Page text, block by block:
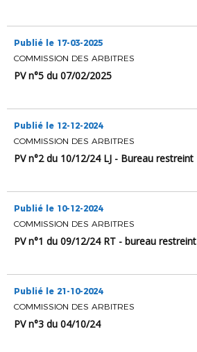
Publié le 17-03-2025
COMMISSION DES ARBITRES
PV n°5 du 07/02/2025
Publié le 12-12-2024
COMMISSION DES ARBITRES
PV n°2 du 10/12/24 LJ - Bureau restreint
Publié le 10-12-2024
COMMISSION DES ARBITRES
PV n°1 du 09/12/24 RT - bureau restreint
Publié le 21-10-2024
COMMISSION DES ARBITRES
PV n°3 du 04/10/24